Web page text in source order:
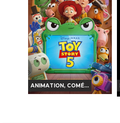
Horaires et Infos
Bande-annonce
Réservation
TOUT PUBLIC VF
ANIMATION, COMÉ...